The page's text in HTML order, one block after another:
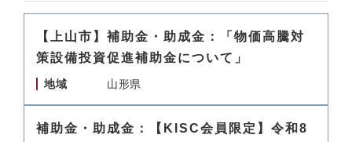
【上山市】補助金・助成金：「物価高騰対
策設備投資促進補助金について」
地域 山形県
補助金・助成金：【KISC会員限定】令和8